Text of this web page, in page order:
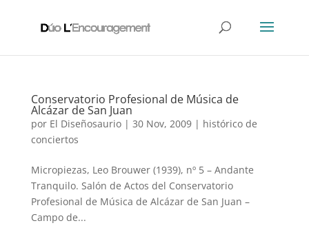
Conservatorio Profesional de Música de
Alcázar de San Juan
por El Diseñosaurio| 30 Nov, 2009| histórico de
conciertos
Micropiezas, Leo Brouwer (1939), nº 5 – Andante
Tranquilo. Salón de Actos del Conservatorio
Profesional de Música de Alcázar de San Juan –
Campo de...